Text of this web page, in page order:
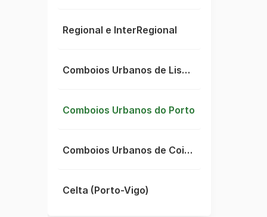
Regional e InterRegional
Comboios Urbanos de Lisboa
Comboios Urbanos do Porto
Comboios Urbanos de Coimbra
Celta (Porto-Vigo)